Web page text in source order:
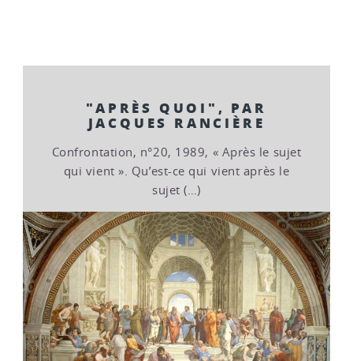
"APRÈS QUOI", PAR
JACQUES RANCIÈRE
Confrontation, n°20, 1989, « Après le sujet
qui vient ». Qu’est-ce qui vient après le
sujet (…)